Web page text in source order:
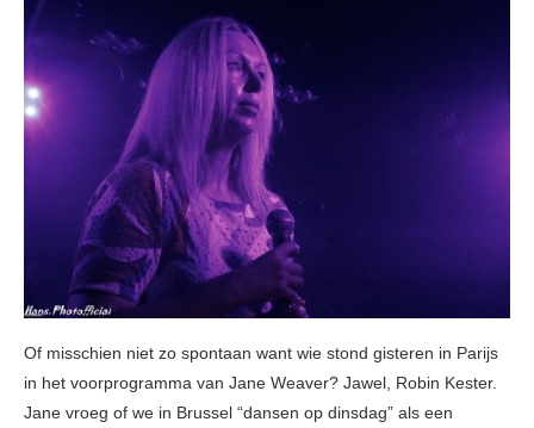
Of misschien niet zo spontaan want wie stond gisteren in Parijs
in het voorprogramma van Jane Weaver? Jawel, Robin Kester.
Jane vroeg of we in Brussel “dansen op dinsdag” als een